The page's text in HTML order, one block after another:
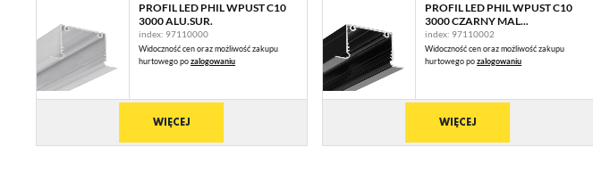
PROFIL LED PHIL WPUST C10
3000 ALU.SUR.
index: 97110000
Widoczność cen oraz możliwość zakupu
hurtowego pozalogowaniu
WIĘCEJ
PROFIL LED PHIL WPUST C10
3000 CZARNY MAL...
index: 97110002
Widoczność cen oraz możliwość zakupu
hurtowego pozalogowaniu
WIĘCEJ